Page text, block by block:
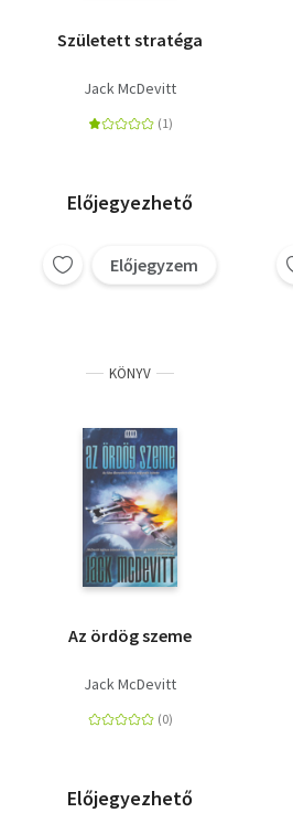
Született stratéga
Jack McDevitt
Előjegyezhető
Előjegyzem
KÖNYV
Az ördög szeme
Jack McDevitt
Előjegyezhető